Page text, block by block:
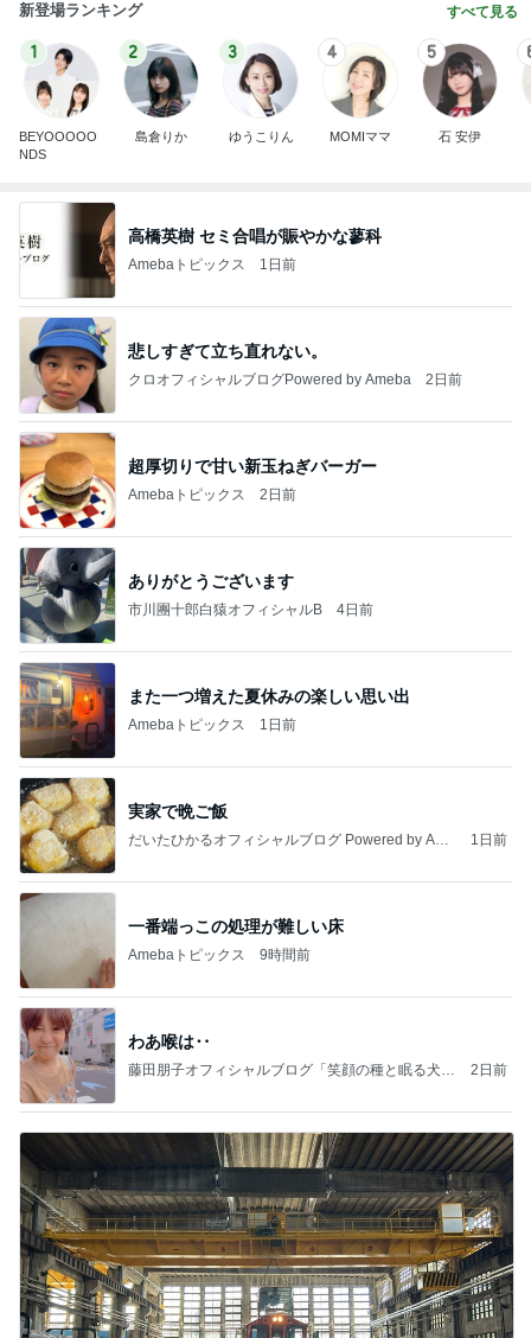
新登場ランキング すべて見る
1
BEYOOOOO
NDS
2
島倉りか
3
ゆうこりん
4
MOMIママ
5
石 安伊
高橋英樹 セミ合唱が賑やかな蓼科
Amebaトピックス 1日前
悲しすぎて立ち直れない。
クロオフィシャルブログPowered by Ameba 2日前
超厚切りで甘い新玉ねぎバーガー
Amebaトピックス 2日前
ありがとうございます
市川團十郎白猿オフィシャルB 4日前
また一つ増えた夏休みの楽しい思い出
Amebaトピックス 1日前
実家で晩ご飯
だいたひかるオフィシャルブログ Powered by Ame
1日前
一番端っこの処理が難しい床
Amebaトピックス 9時間前
わあ喉は‥
藤田朋子オフィシャルブログ「笑顔の種と眠る犬」
2日前